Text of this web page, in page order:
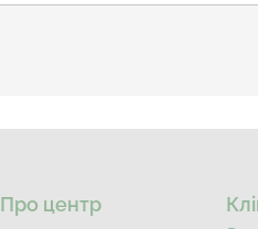
Про центр